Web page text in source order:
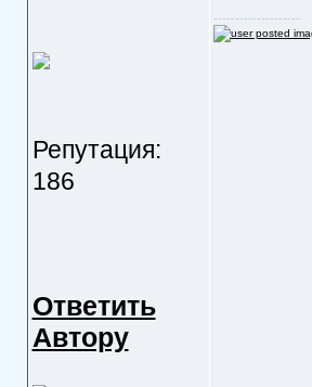
Репутация:
186
Ответить
Автору
--------------------